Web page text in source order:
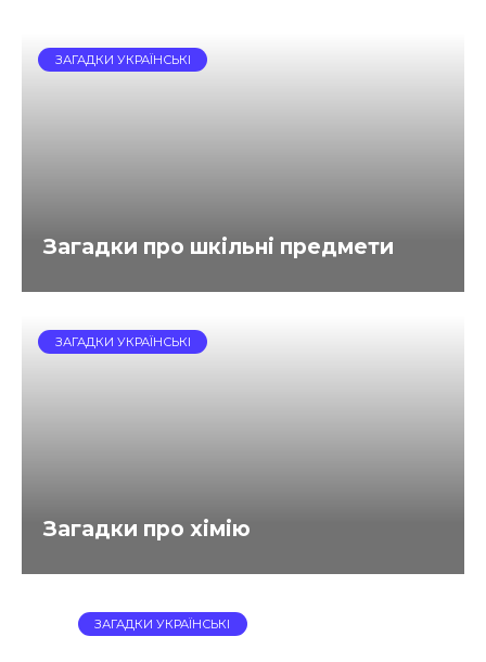
ЗАГАДКИ УКРАЇНСЬКІ
Загадки про шкільні предмети
ЗАГАДКИ УКРАЇНСЬКІ
Загадки про хімію
ЗАГАДКИ УКРАЇНСЬКІ